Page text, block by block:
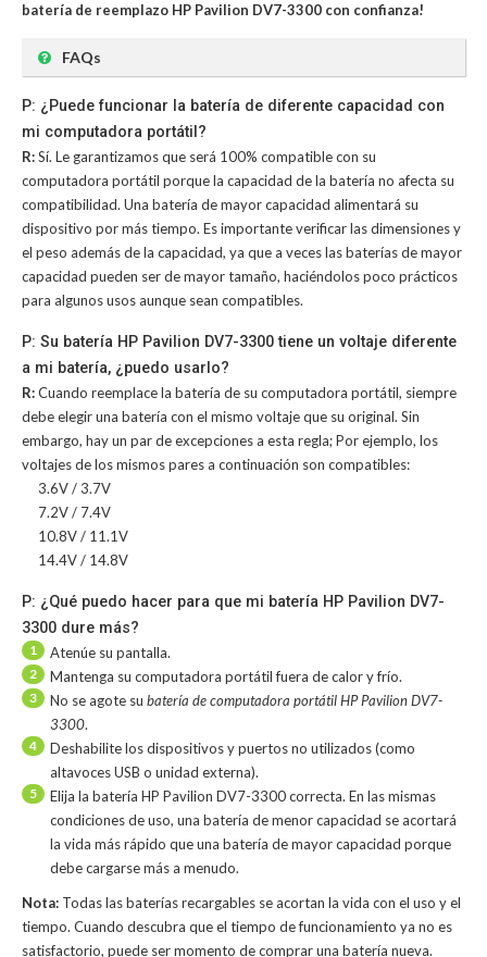
batería de reemplazo HP Pavilion DV7-3300 con confianza!
FAQs
P: ¿Puede funcionar la batería de diferente capacidad con
mi computadora portátil?
R:Sí. Le garantizamos que será 100% compatible con su
computadora portátil porque la capacidad de la batería no afecta su
compatibilidad. Una batería de mayor capacidad alimentará su
dispositivo por más tiempo. Es importante verificar las dimensiones y
el peso además de la capacidad, ya que a veces las baterías de mayor
capacidad pueden ser de mayor tamaño, haciéndolos poco prácticos
para algunos usos aunque sean compatibles.
P: Su batería HP Pavilion DV7-3300 tiene un voltaje diferente
a mi batería, ¿puedo usarlo?
R:Cuando reemplace la batería de su computadora portátil, siempre
debe elegir una batería con el mismo voltaje que su original. Sin
embargo, hay un par de excepciones a esta regla; Por ejemplo, los
voltajes de los mismos pares a continuación son compatibles:
3.6V / 3.7V
7.2V / 7.4V
10.8V / 11.1V
14.4V / 14.8V
P: ¿Qué puedo hacer para que mi batería HP Pavilion DV7-
3300 dure más?
1 Atenúe su pantalla.
2 Mantenga su computadora portátil fuera de calor y frío.
3 No se agote su batería de computadora portátil HP Pavilion DV7-
3300.
4
Deshabilite los dispositivos y puertos no utilizados (como
altavoces USB o unidad externa).
5
Elija la batería HP Pavilion DV7-3300 correcta. En las mismas
condiciones de uso, una batería de menor capacidad se acortará
la vida más rápido que una batería de mayor capacidad porque
debe cargarse más a menudo.
Nota: Todas las baterías recargables se acortan la vida con el uso y el
tiempo. Cuando descubra que el tiempo de funcionamiento ya no es
satisfactorio, puede ser momento de comprar una batería nueva.